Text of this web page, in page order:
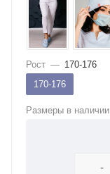
Рост — 170-176
170-176
Размеры в наличии
-